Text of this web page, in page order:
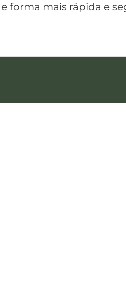
forma mais rápida e